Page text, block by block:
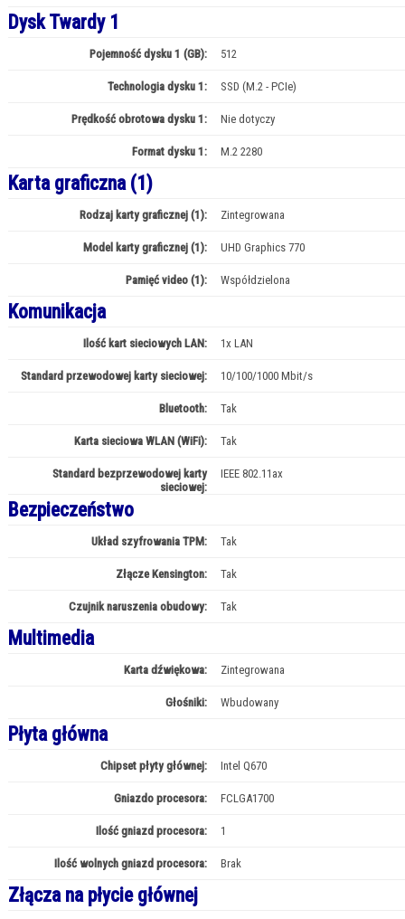
Dysk Twardy 1
Pojemność dysku 1 (GB): 512
Technologia dysku 1: SSD (M.2 - PCIe)
Prędkość obrotowa dysku 1: Nie dotyczy
Format dysku 1: M.2 2280
Karta graficzna (1)
Rodzaj karty graficznej (1): Zintegrowana
Model karty graficznej (1): UHD Graphics 770
Pamięć video (1): Współdzielona
Komunikacja
Ilość kart sieciowych LAN: 1x LAN
Standard przewodowej karty sieciowej: 10/100/1000 Mbit/s
Bluetooth: Tak
Karta sieciowa WLAN (WiFi): Tak
Standard bezprzewodowej karty
sieciowej:
IEEE 802.11ax
Bezpieczeństwo
Układ szyfrowania TPM: Tak
Złącze Kensington: Tak
Czujnik naruszenia obudowy: Tak
Multimedia
Karta dźwiękowa: Zintegrowana
Głośniki: Wbudowany
Płyta główna
Chipset płyty głównej: Intel Q670
Gniazdo procesora: FCLGA1700
Ilość gniazd procesora: 1
Ilość wolnych gniazd procesora: Brak
Złącza na płycie głównej